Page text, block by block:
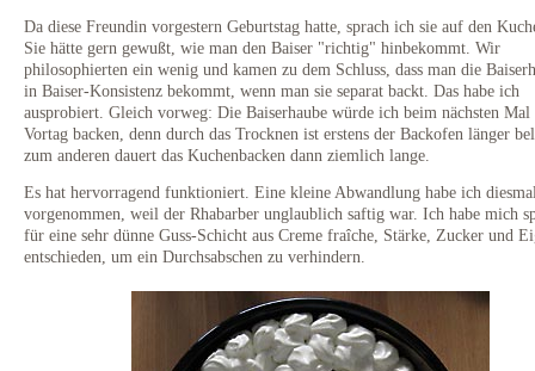
Da diese Freundin vorgestern Geburtstag hatte, sprach ich sie auf den
Sie hätte gern gewußt, wie man den Baiser "richtig" hinbekommt. Wir
philosophierten ein wenig und kamen zu dem Schluss, dass man die
in Baiser-Konsistenz bekommt, wenn man sie separat backt. Das habe ich
ausprobiert. Gleich vorweg: Die Baiserhaube würde ich beim nächsten Mal
Vortag backen, denn durch das Trocknen ist erstens der Backofen länger
zum anderen dauert das Kuchenbacken dann ziemlich lange.
Es hat hervorragend funktioniert. Eine kleine Abwandlung habe ich
vorgenommen, weil der Rhabarber unglaublich saftig war. Ich habe mich
für eine sehr dünne Guss-Schicht aus Creme fraîche, Stärke, Zucker und
entschieden, um ein Durchsabschen zu verhindern.